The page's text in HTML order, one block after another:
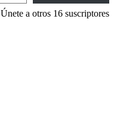
Únete a otros 16 suscriptores